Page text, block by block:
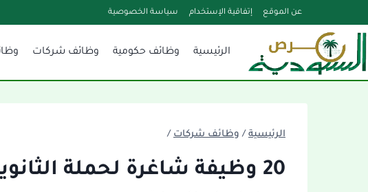
إلى
المحتوى
عن الموقع إتفاقية الإستخدام سياسة الخصوصية
الرئيسية وظائف حكومية وظائف شركات
الرئيسية / وظائف شركات /
20 وظيفة شاغرة لحملة